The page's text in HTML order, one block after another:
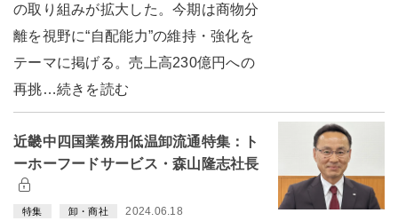
の取り組みが拡大した。今期は商物分
離を視野に“自配能力”の維持・強化を
テーマに掲げる。売上高230億円への
再挑…続きを読む
近畿中四国業務用低温卸流通特集：ト
ーホーフードサービス・森山隆志社長
特集 卸・商社 2024.06.18